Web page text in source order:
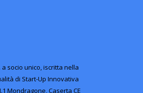
socio unico, iscritta nella
di Start-Up Innovativa
Mondragone, Caserta CE